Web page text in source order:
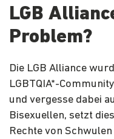
LGB
Problem?
Die LGB Alliance
LGBTQIA*-
und vergesse dabei
Bisexuellen, setzt
Rechte von